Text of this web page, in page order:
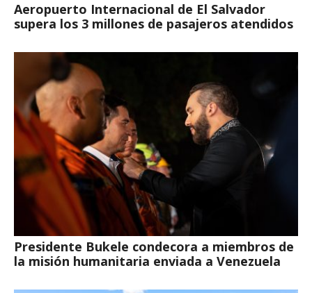
Aeropuerto Internacional de El Salvador
supera los 3 millones de pasajeros atendidos
Presidente Bukele condecora a miembros de
la misión humanitaria enviada a Venezuela